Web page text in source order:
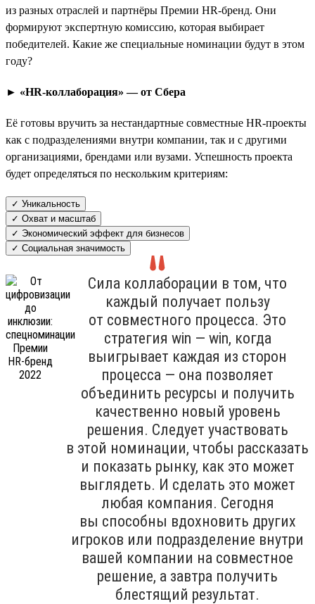
из разных отраслей и партнёры Премии HR-бренд. Они
формируют экспертную комиссию, которая выбирает
победителей. Какие же специальные номинации будут в этом
году?
► «HR-коллаборация» — от Сбера
Её готовы вручить за нестандартные совместные HR-проекты
как с подразделениями внутри компании, так и с другими
организациями, брендами или вузами. Успешность проекта
будет определяться по нескольким критериям:
✓ Уникальность
✓ Охват и масштаб
✓ Экономический эффект для бизнесов
✓ Социальная значимость
Сила коллаборации в том, что
каждый получает пользу
от совместного процесса. Это
стратегия win — win, когда
выигрывает каждая из сторон
процесса — она позволяет
объединить ресурсы и получить
качественно новый уровень
решения. Следует участвовать
в этой номинации, чтобы рассказать
и показать рынку, как это может
выглядеть. И сделать это может
любая компания. Сегодня
вы способны вдохновить других
игроков или подразделение внутри
вашей компании на совместное
решение, а завтра получить
блестящий результат.